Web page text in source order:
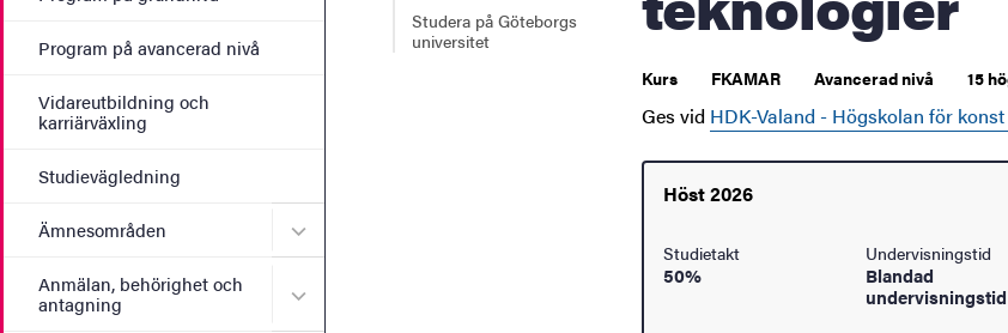
Program på avancerad nivå
Vidareutbildning och
karriärväxling
Studievägledning
Ämnesområden Undermeny för Ämnesområden
Anmälan, behörighet och
antagning
Undermeny för Anmälan, behörighet och antagning
Studera på Göteborgs
universitet
Kurs FKAMAR Avancerad nivå 15
Ges vid HDK-Valand - Högskolan för
Höst 2026
Studietakt
50%
Undervisningstid
Blandad
undervisningstid